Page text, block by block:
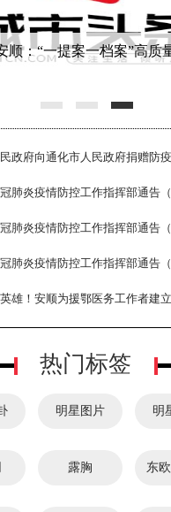
顺：“一提案一档案”高质
就业帮扶
政府向通化市人民政府捐赠防
肺炎疫情防控工作指挥部通告
肺炎疫情防控工作指挥部通告
肺炎疫情防控工作指挥部通告
雄！安顺为援鄂医务工作者建
热门标签
明星图片 明
露胸 东